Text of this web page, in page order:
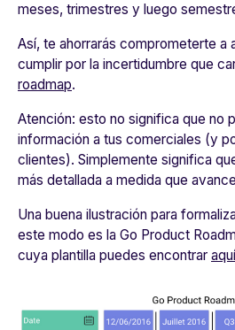
meses, trimestres y luego
Así, te ahorrarás comprometerte a
cumplir por la incertidumbre que
roadmap.
Atención: esto no significa que no
información a tus comerciales (y
clientes). Simplemente significa
más detallada a medida que
Una buena ilustración para
este modo es la Go Product
cuya plantilla puedes encontrar aquí